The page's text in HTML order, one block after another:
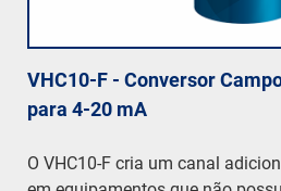
VHC10-F - Conversor
para 4-20 mA
O VHC10-F cria um canal